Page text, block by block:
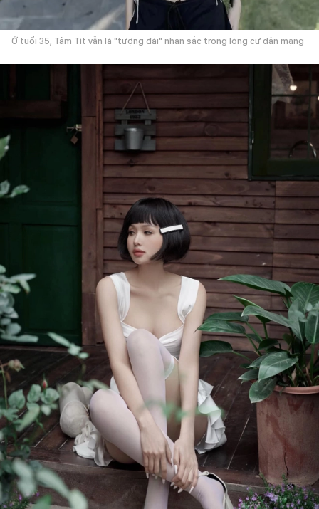
Ở tuổi 35, Tâm Tít vẫn là "tượng đài" nhan sắc trong lòng cư dân mạng